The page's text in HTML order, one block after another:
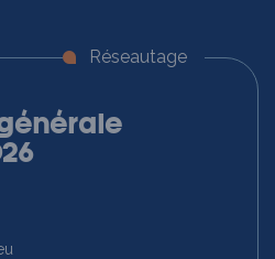
Réseautage